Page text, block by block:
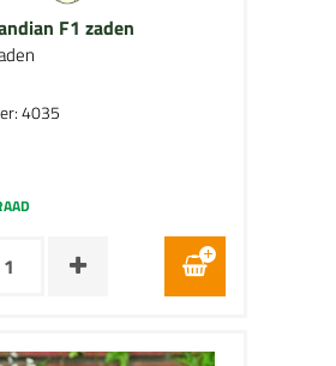
F1 zaden
4035